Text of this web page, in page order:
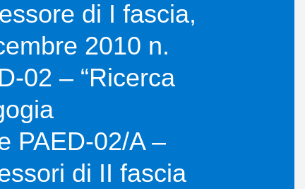
di I fascia,
2010 n.
02 – “Ricerca
PAED-02/A –
di II fascia